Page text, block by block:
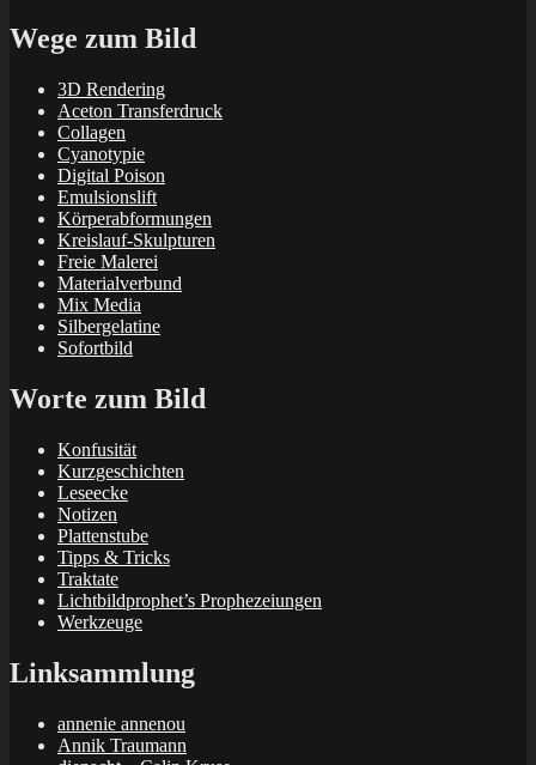
Wege zum Bild
3D Rendering
Aceton Transferdruck
Collagen
Cyanotypie
Digital Poison
Emulsionslift
Körperabformungen
Kreislauf-Skulpturen
Freie Malerei
Materialverbund
Mix Media
Silbergelatine
Sofortbild
Worte zum Bild
Konfusität
Kurzgeschichten
Leseecke
Notizen
Plattenstube
Tipps & Tricks
Traktate
Lichtbildprophet’s Prophezeiungen
Werkzeuge
Linksammlung
annenie annenou
Annik Traumann